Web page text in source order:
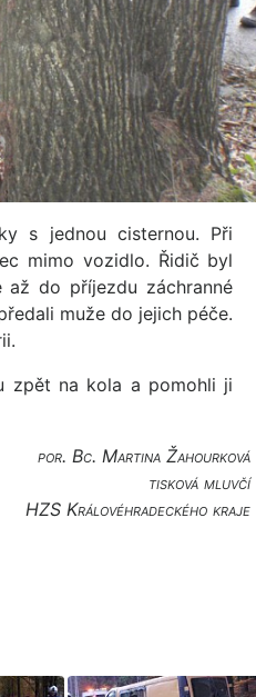
s jednou cisternou. Při
mimo vozidlo. Řidič byl
až do příjezdu záchranné
muže do jejich péče.
zpět na kola a pomohli ji
por. Bc. Martina Žahourková
tisková mluvčí
HZS Královéhradec­kého kraje